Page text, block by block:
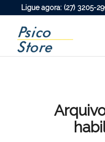
Ligue agora: (27) 3205-